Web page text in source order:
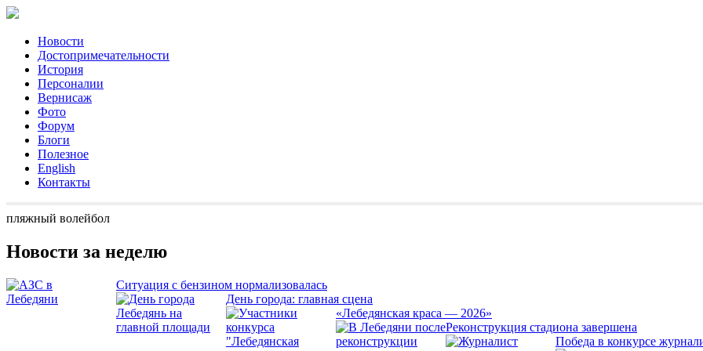
Новости
Достопримечательности
История
Персоналии
Вернисаж
Фото
Форум
Блоги
Полезное
English
Контакты
пляжный волейбол
Новости за неделю
Ситуация с бензином нормализовалась
День города: главная сцена
«Лебедянская краса — 2026»
Реконструкция стадиона завершена
Победа в конкурсе